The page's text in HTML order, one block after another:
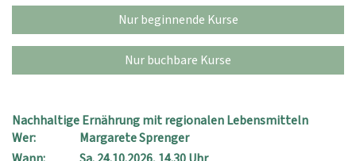
Nur beginnende Kurse
Nur buchbare Kurse
Nachhaltige Ernährung mit regionalen Lebensmitteln
Wer:
Margarete Sprenger